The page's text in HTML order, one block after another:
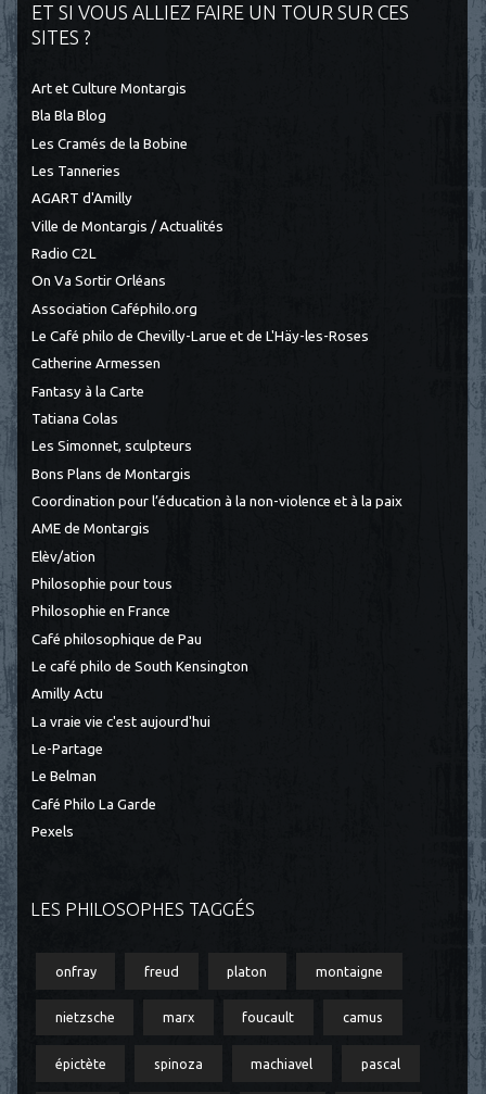
ET SI VOUS ALLIEZ FAIRE UN TOUR SUR CES
SITES ?
Art et Culture Montargis
Bla Bla Blog
Les Cramés de la Bobine
Les Tanneries
AGART d'Amilly
Ville de Montargis / Actualités
Radio C2L
On Va Sortir Orléans
Association Caféphilo.org
Le Café philo de Chevilly-Larue et de L'Häy-les-Roses
Catherine Armessen
Fantasy à la Carte
Tatiana Colas
Les Simonnet, sculpteurs
Bons Plans de Montargis
Coordination pour l’éducation à la non-violence et à la paix
AME de Montargis
Elèv/ation
Philosophie pour tous
Philosophie en France
Café philosophique de Pau
Le café philo de South Kensington
Amilly Actu
La vraie vie c'est aujourd'hui
Le-Partage
Le Belman
Café Philo La Garde
Pexels
LES PHILOSOPHES TAGGÉS
onfray freud platon montaigne
nietzsche marx foucault camus
épictète spinoza machiavel pascal